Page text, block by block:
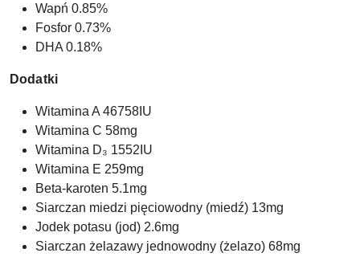
Wapń 0.85%
Fosfor 0.73%
DHA 0.18%
Dodatki
Witamina A 46758IU
Witamina C 58mg
Witamina D₃ 1552IU
Witamina E 259mg
Beta-karoten 5.1mg
Siarczan miedzi pięciowodny (miedź) 13mg
Jodek potasu (jod) 2.6mg
Siarczan żelazawy jednowodny (żelazo) 68mg